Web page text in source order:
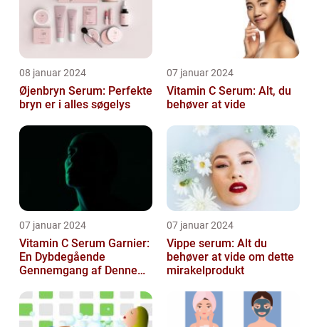
08 januar 2024
Øjenbryn Serum: Perfekte
bryn er i alles søgelys
07 januar 2024
Vitamin C Serum: Alt, du
behøver at vide
07 januar 2024
Vitamin C Serum Garnier:
En Dybdegående
Gennemgang af Denne
Kosmetikfavorit
07 januar 2024
Vippe serum: Alt du
behøver at vide om dette
mirakelprodukt